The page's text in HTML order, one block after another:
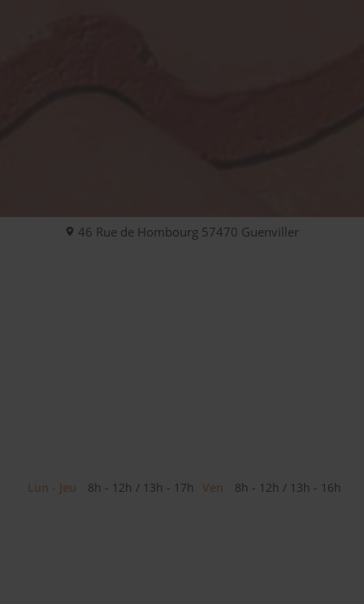
46 Rue de Hombourg 57470 Guenviller
Lun - Jeu 8h - 12h / 13h - 17h Ven 8h - 12h / 13h - 16h